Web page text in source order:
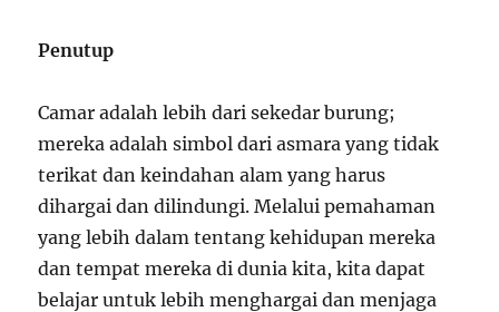
Penutup
Camar adalah lebih dari sekedar burung;
mereka adalah simbol dari asmara yang tidak
terikat dan keindahan alam yang harus
dihargai dan dilindungi. Melalui pemahaman
yang lebih dalam tentang kehidupan mereka
dan tempat mereka di dunia kita, kita dapat
belajar untuk lebih menghargai dan menjaga